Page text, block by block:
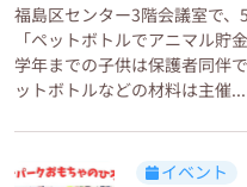
福島区センター3階会議室で
「ペットボトルでアニマル貯
学年までの子供は保護者同伴
ットボトルなどの材料は主催...
イベント